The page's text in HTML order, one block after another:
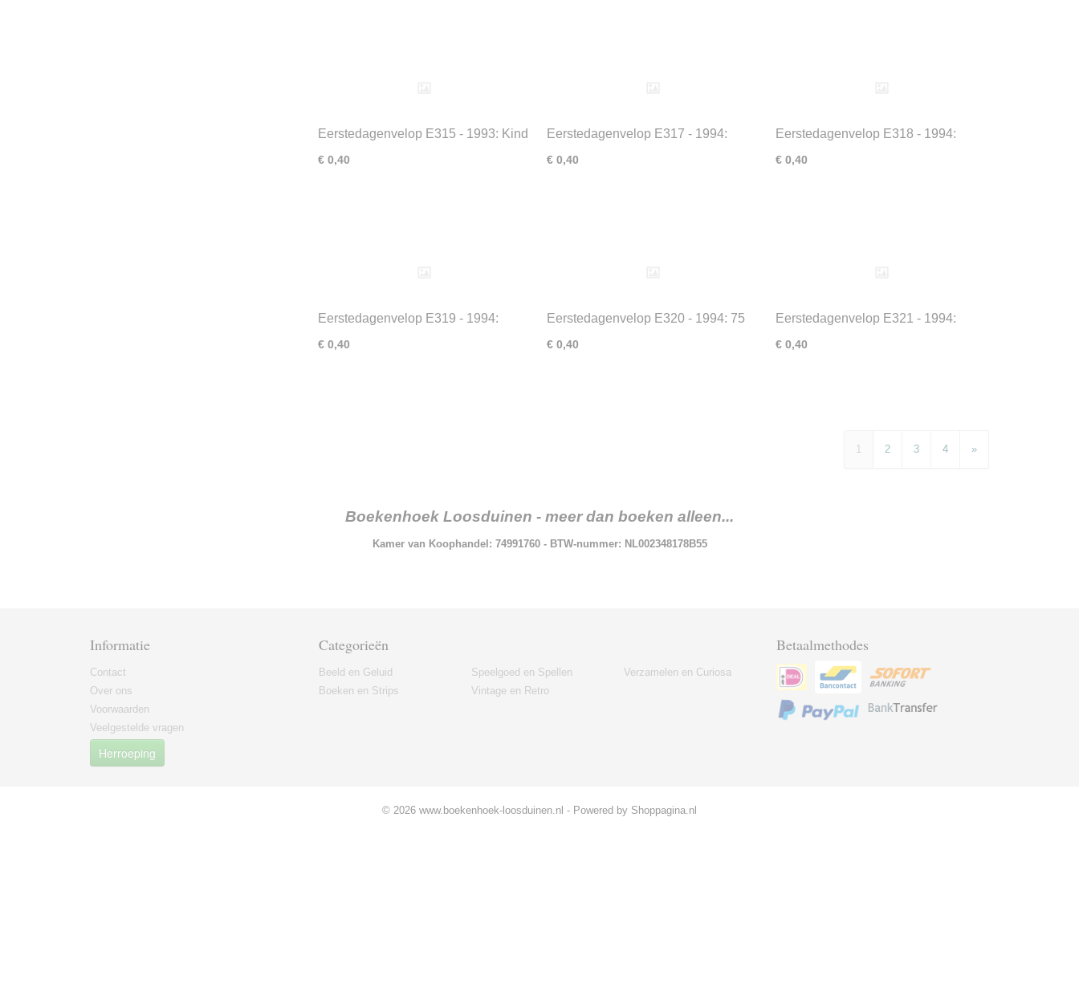
Eerstedagenvelop E315 - 1993: Kind
€ 0,40
Eerstedagenvelop E317 - 1994:
€ 0,40
Eerstedagenvelop E318 - 1994:
€ 0,40
Eerstedagenvelop E319 - 1994:
€ 0,40
Eerstedagenvelop E320 - 1994: 75
€ 0,40
Eerstedagenvelop E321 - 1994:
€ 0,40
1 2 3 4 »
Boekenhoek Loosduinen - meer dan boeken alleen...
Kamer van Koophandel: 74991760 - BTW-nummer: NL002348178B55
Informatie
Contact
Over ons
Voorwaarden
Veelgestelde vragen
Herroeping
Categorieën
Beeld en Geluid
Boeken en Strips
Speelgoed en Spellen
Vintage en Retro
Verzamelen en Curiosa
Betaalmethodes
© 2026 www.boekenhoek-loosduinen.nl - Powered by Shoppagina.nl